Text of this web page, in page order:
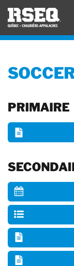
PRIMAIRE